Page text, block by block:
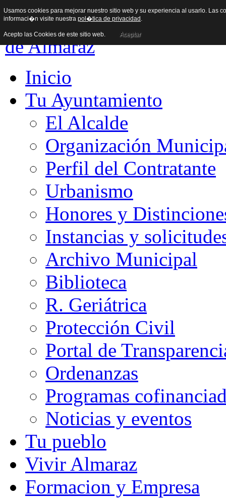
Inicio
Tu Ayuntamiento
El Alcalde
Organización
Perfil del Contratante
Urbanismo
Honores y
Instancias y
Archivo Municipal
Biblioteca
R. Geriátrica
Protección Civil
Portal de
Ordenanzas
Programas
Noticias y eventos
Tu pueblo
Vivir Almaraz
Formacion y Empresa
Usamos cookies para mejorar nuestro sitio web y su experiencia al usarlo.
informaci�n visite nuestra pol�tica de privacidad .
Acepto las Cookies de este sitio web. Aceptar